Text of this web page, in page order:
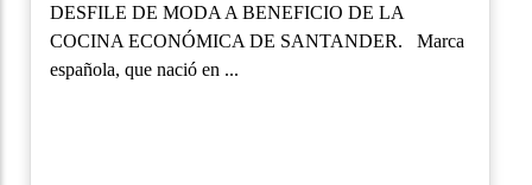
DESFILE DE MODA A BENEFICIO DE LA
COCINA ECONÓMICA DE SANTANDER. Marca
española, que nació en ...